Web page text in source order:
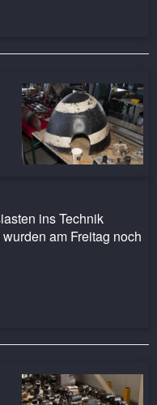
ins Technik
am Freitag noch